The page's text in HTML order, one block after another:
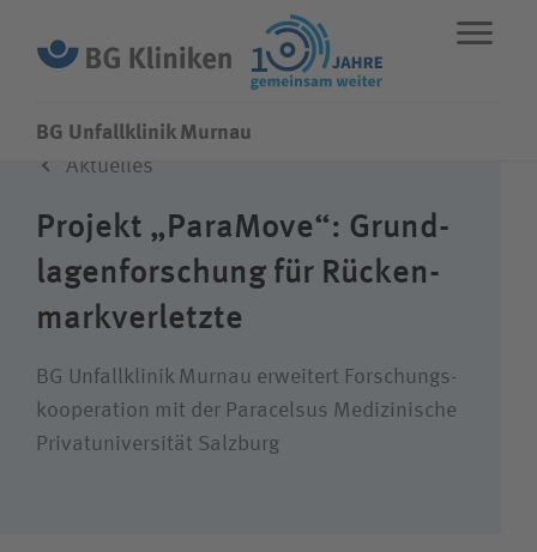
Fachbereiche
Über uns
Karriere
BG Unfallklinik Murnau
Aktuelles
Projekt „ParaMove“: Grund­
lagen­forschung für Rücken­
mark­verletzte
BG Unfallklinik Murnau erweitert Forschungs­
kooperation mit der Paracelsus Medizinische
Privatuniversität Salzburg